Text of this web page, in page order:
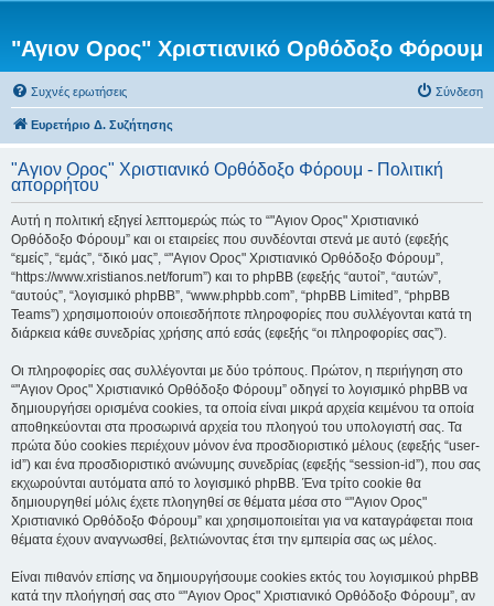
"Αγιον Ορος" Χριστιανικό Ορθόδοξο Φόρουμ
Συχνές ερωτήσεις Σύνδεση
Ευρετήριο Δ. Συζήτησης
"Αγιον Ορος" Χριστιανικό Ορθόδοξο Φόρουμ - Πολιτική
απορρήτου
Αυτή η πολιτική εξηγεί λεπτομερώς πώς το “"Αγιον Ορος" Χριστιανικό
Ορθόδοξο Φόρουμ” και οι εταιρείες που συνδέονται στενά με αυτό (εφεξής
“εμείς”, “εμάς”, “δικό μας”, “"Αγιον Ορος" Χριστιανικό Ορθόδοξο Φόρουμ”,
“https://www.xristianos.net/forum”) και το phpBB (εφεξής “αυτοί”, “αυτών”,
“αυτούς”, “λογισμικό phpBB”, “www.phpbb.com”, “phpBB Limited”, “phpBB
Teams”) χρησιμοποιούν οποιεσδήποτε πληροφορίες που συλλέγονται κατά τη
διάρκεια κάθε συνεδρίας χρήσης από εσάς (εφεξής “οι πληροφορίες σας”).
Οι πληροφορίες σας συλλέγονται με δύο τρόπους. Πρώτον, η περιήγηση στο
“"Αγιον Ορος" Χριστιανικό Ορθόδοξο Φόρουμ” οδηγεί το λογισμικό phpBB να
δημιουργήσει ορισμένα cookies, τα οποία είναι μικρά αρχεία κειμένου τα οποία
αποθηκεύονται στα προσωρινά αρχεία του πλοηγού του υπολογιστή σας. Τα
πρώτα δύο cookies περιέχουν μόνον ένα προσδιοριστικό μέλους (εφεξής “user-
id”) και ένα προσδιοριστικό ανώνυμης συνεδρίας (εφεξής “session-id”), που σας
εκχωρούνται αυτόματα από το λογισμικό phpBB. Ένα τρίτο cookie θα
δημιουργηθεί μόλις έχετε πλοηγηθεί σε θέματα μέσα στο “"Αγιον Ορος"
Χριστιανικό Ορθόδοξο Φόρουμ” και χρησιμοποιείται για να καταγράφεται ποια
θέματα έχουν αναγνωσθεί, βελτιώνοντας έτσι την εμπειρία σας ως μέλος.
Είναι πιθανόν επίσης να δημιουργήσουμε cookies εκτός του λογισμικού phpBB
κατά την πλοήγησή σας στο “"Αγιον Ορος" Χριστιανικό Ορθόδοξο Φόρουμ”, αν